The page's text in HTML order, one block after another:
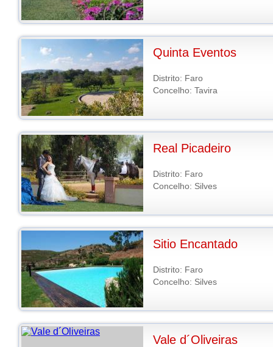
Quinta Eventos
Distrito: Faro
Concelho: Tavira
Real Picadeiro
Distrito: Faro
Concelho: Silves
Sitio Encantado
Distrito: Faro
Concelho: Silves
Vale d´Oliveiras